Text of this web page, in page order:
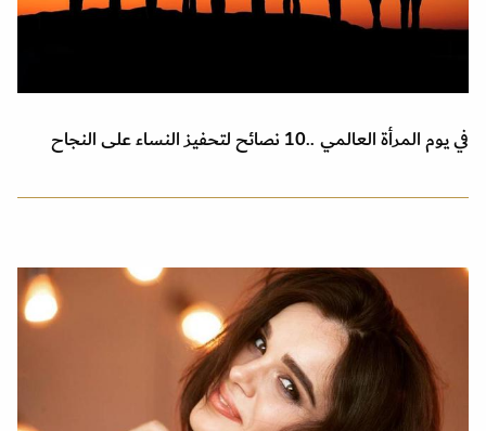
في يوم المرأة العالمي ..10 نصائح لتحفيز النساء على النجاح